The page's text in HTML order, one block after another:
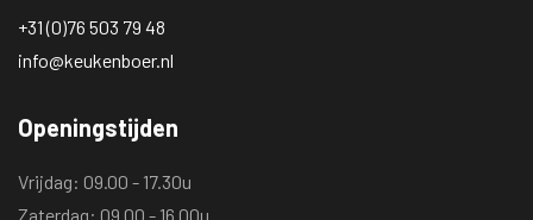
+31 (0)76 503 79 48
info@keukenboer.nl
Openingstijden
Vrijdag: 09.00 - 17.30u
Zaterdag: 09.00 - 16.00u